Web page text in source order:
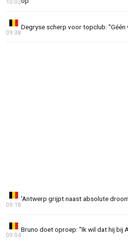
10:03
Degryse scherp voor topclub: "Géén
09:38
'Antwerp grijpt naast absolute
09:18
Bruno doet oproep: "Ik wil dat hij bij
09:04